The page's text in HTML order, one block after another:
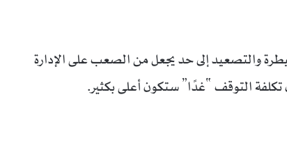
والتصعيد إلى حد يجعل من الصعب على الإدارة
تكلفة التوقف “غدًا” ستكون أعلى بكثير.